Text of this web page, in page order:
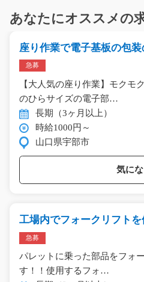
あなたにオススメの
座り作業で電子基板の包
急募
【大人気の座り作業】モク
のひらサイズの電子部…
長期（3ヶ月以上）
時給1000円～
山口県宇部市
気に
工場内でフォークリフト
00092
急募
パレットに乗った部品をフォ
す！！使用するフォ…